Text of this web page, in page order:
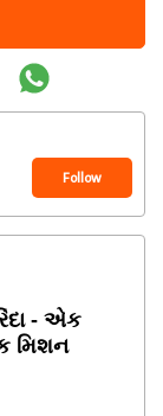
Follow
- એક
મિશન